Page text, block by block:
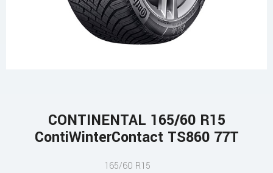
CONTINENTAL 165/60 R15
ContiWinterContact TS860 77T
165/60 R15